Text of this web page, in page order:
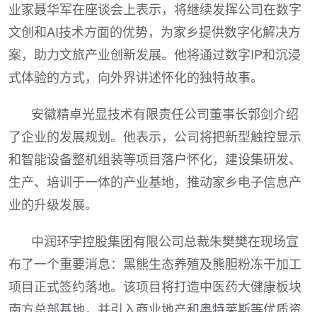
业家聂华军在座谈会上表示，将继续发挥公司在数字
文创和AI技术方面的优势，为家乡提供数字化解决方
案，助力文旅产业创新发展。他将通过数字IP和沉浸
式体验的方式，向外界讲述怀化的独特故事。
安徽精卓光显技术有限责任公司董事长郭剑介绍
了企业的发展规划。他表示，公司将把新型触控显示
和智能设备整机组装等项目落户怀化，建设集研发、
生产、培训于一体的产业基地，推动家乡电子信息产
业的升级发展。
中润环宇控股集团有限公司总裁朱樊樊在现场宣
布了一个重要消息：黑熊生态养殖及熊胆粉冻干加工
项目正式签约落地。该项目将打造中医药大健康板块